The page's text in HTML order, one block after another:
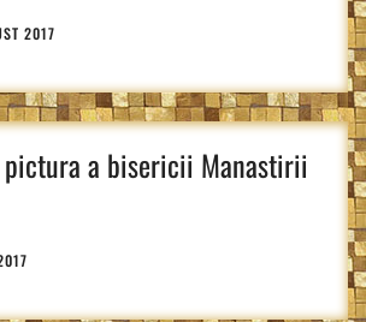
2017
a bisericii Manastirii